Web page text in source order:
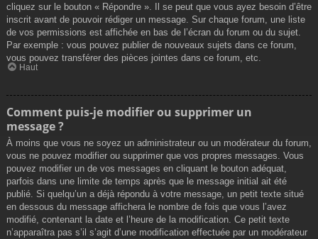
cliquez sur le bouton « Répondre ». Il se peut que vous ayez besoin d’être
inscrit avant de pouvoir rédiger un message. Sur chaque forum, une liste
de vos permissions est affichée en bas de l’écran du forum ou du sujet.
Par exemple : vous pouvez publier de nouveaux sujets dans ce forum,
vous pouvez transférer des pièces jointes dans ce forum, etc.
Haut
Comment puis-je modifier ou supprimer un
message ?
À moins que vous ne soyez un administrateur ou un modérateur du forum,
vous ne pouvez modifier ou supprimer que vos propres messages. Vous
pouvez modifier un de vos messages en cliquant le bouton adéquat,
parfois dans une limite de temps après que le message initial ait été
publié. Si quelqu’un a déjà répondu à votre message, un petit texte situé
en dessous du message affichera le nombre de fois que vous l’avez
modifié, contenant la date et l’heure de la modification. Ce petit texte
n’apparaîtra pas s’il s’agit d’une modification effectuée par un modérateur